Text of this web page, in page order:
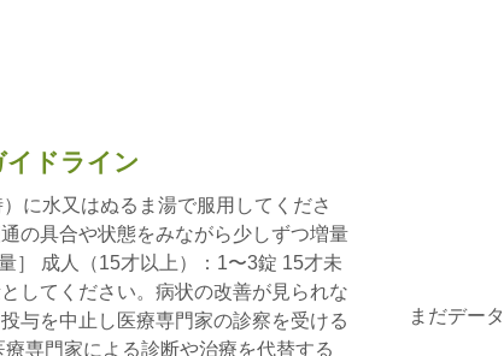
イドライン
に水又はぬるま湯で服用してくださ
の具合や状態をみながら少しずつ増量
］ 成人（15才以上）：1〜3錠 15才未
してください。病状の改善が見られな
与を中止し医療専門家の診察を受ける
専門家による診断や治療を代替する
まだデー